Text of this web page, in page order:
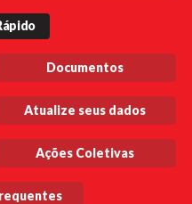
Documentos
Atualize seus dados
Ações Coletivas